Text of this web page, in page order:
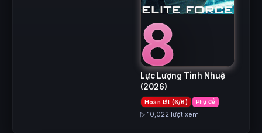
8
Lực Lượng Tinh Nhuệ
(2026)
Hoàn tất (6/6) Phụ đề
▷ 10,022 lượt xem